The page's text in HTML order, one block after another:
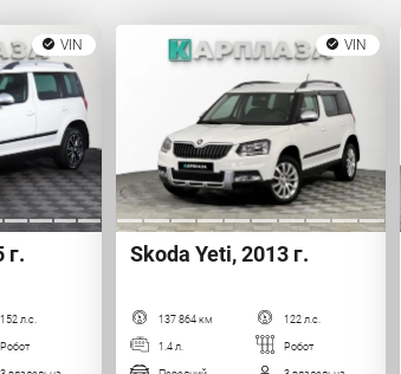
VIN
г.
152 л.с.
Робот
VIN
Skoda Yeti, 2013 г.
137 864 км 122 л.с.
1.4 л. Робот